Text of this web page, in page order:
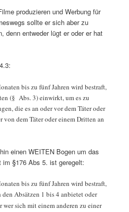
produzieren und Werbung für
sollte er sich aber zu
denn entweder lügt er oder er hat
bis zu fünf Jahren wird bestraft,
(§ Abs. 3) einwirkt, um es zu
die es an oder vor dem Täter oder
dem Täter oder einem Dritten an
einen WEITEN Bogen um das
§176 Abs 5. ist geregelt:
bis zu fünf Jahren wird bestraft,
Absätzen 1 bis 4 anbietet oder
wer sich mit einem anderen zu einer